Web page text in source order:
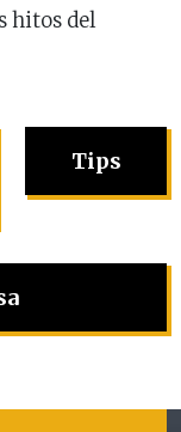
hitos del
Tips